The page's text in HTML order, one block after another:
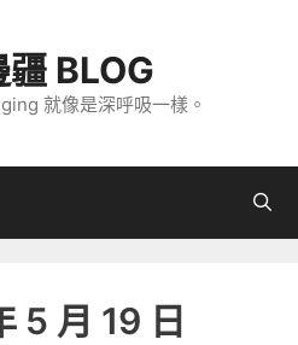
BLOG
就像是深呼吸一樣。
5 月 19 日